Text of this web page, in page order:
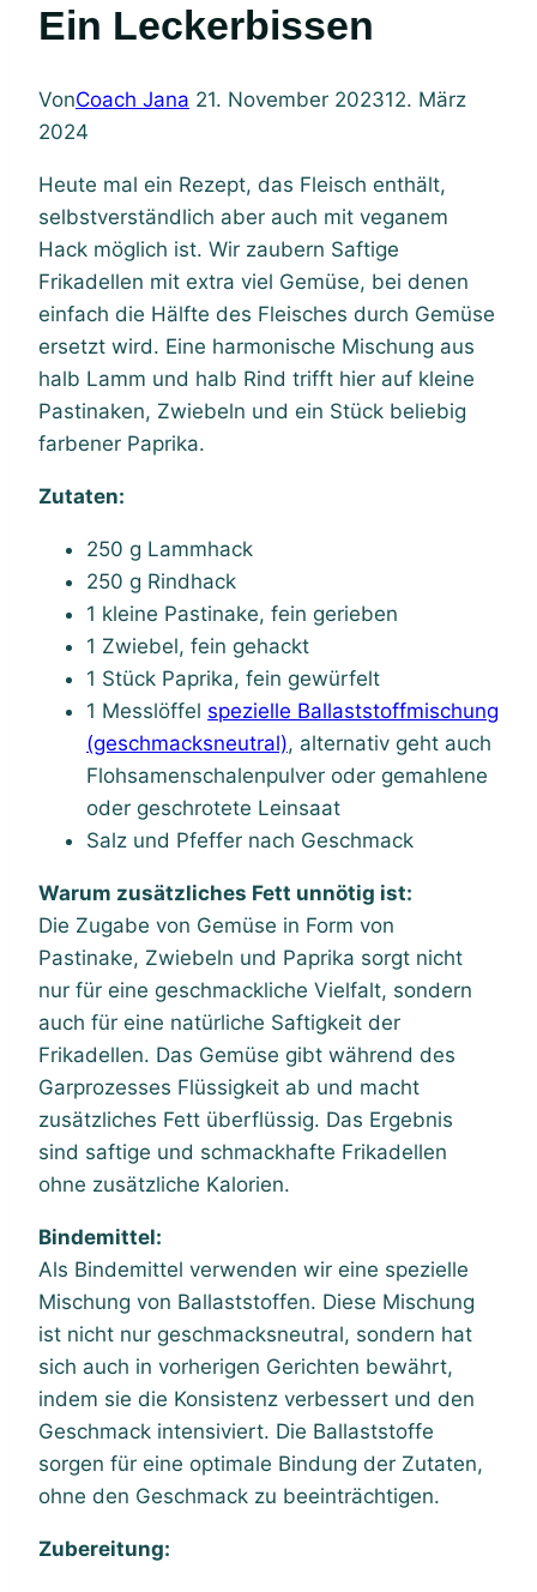
Ein Leckerbissen
VonCoach Jana 21. November 202312. März
2024
Heute mal ein Rezept, das Fleisch enthält,
selbstverständlich aber auch mit veganem
Hack möglich ist. Wir zaubern Saftige
Frikadellen mit extra viel Gemüse, bei denen
einfach die Hälfte des Fleisches durch Gemüse
ersetzt wird. Eine harmonische Mischung aus
halb Lamm und halb Rind trifft hier auf kleine
Pastinaken, Zwiebeln und ein Stück beliebig
farbener Paprika.
Zutaten:
250 g Lammhack
250 g Rindhack
1 kleine Pastinake, fein gerieben
1 Zwiebel, fein gehackt
1 Stück Paprika, fein gewürfelt
1 Messlöffel spezielle Ballaststoffmischung
(geschmacksneutral), alternativ geht auch
Flohsamenschalenpulver oder gemahlene
oder geschrotete Leinsaat
Salz und Pfeffer nach Geschmack
Warum zusätzliches Fett unnötig ist:
Die Zugabe von Gemüse in Form von
Pastinake, Zwiebeln und Paprika sorgt nicht
nur für eine geschmackliche Vielfalt, sondern
auch für eine natürliche Saftigkeit der
Frikadellen. Das Gemüse gibt während des
Garprozesses Flüssigkeit ab und macht
zusätzliches Fett überflüssig. Das Ergebnis
sind saftige und schmackhafte Frikadellen
ohne zusätzliche Kalorien.
Bindemittel:
Als Bindemittel verwenden wir eine spezielle
Mischung von Ballaststoffen. Diese Mischung
ist nicht nur geschmacksneutral, sondern hat
sich auch in vorherigen Gerichten bewährt,
indem sie die Konsistenz verbessert und den
Geschmack intensiviert. Die Ballaststoffe
sorgen für eine optimale Bindung der Zutaten,
ohne den Geschmack zu beeinträchtigen.
Zubereitung: